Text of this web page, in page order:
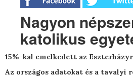
Nagyon
katolikus
15%-kal emelkedett az
Az országos adatokat és a tavalyi